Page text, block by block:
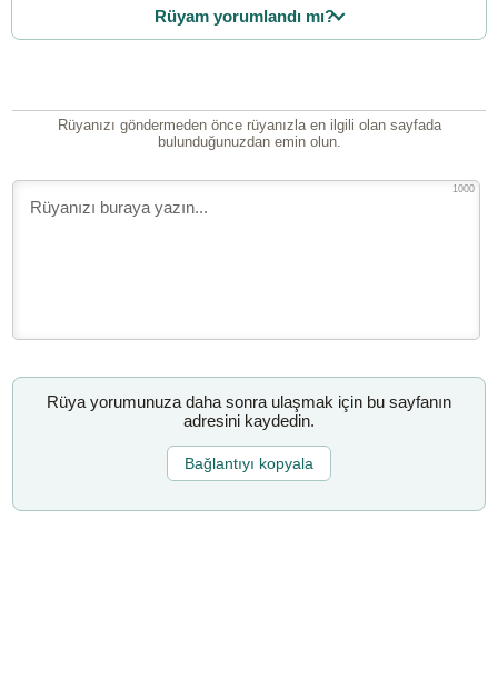
Rüyam yorumlandı mı?
Rüyanızı göndermeden önce rüyanızla en ilgili olan sayfada
bulunduğunuzdan emin olun.
1000
Rüya yorumunuza daha sonra ulaşmak için bu sayfanın
adresini kaydedin.
Bağlantıyı kopyala